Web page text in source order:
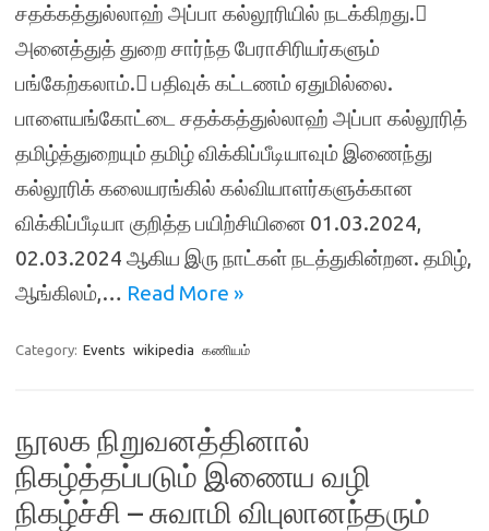
சதக்கத்துல்லாஹ் அப்பா கல்லூரியில் நடக்கிறது.
அனைத்துத் துறை சார்ந்த பேராசிரியர்களும்
பங்கேற்கலாம். பதிவுக் கட்டணம் ஏதுமில்லை.
பாளையங்கோட்டை சதக்கத்துல்லாஹ் அப்பா கல்லூரித்
தமிழ்த்துறையும் தமிழ் விக்கிப்பீடியாவும் இணைந்து
கல்லூரிக் கலையரங்கில் கல்வியாளர்களுக்கான
விக்கிப்பீடியா குறித்த பயிற்சியினை 01.03.2024,
02.03.2024 ஆகிய இரு நாட்கள் நடத்துகின்றன. தமிழ்,
ஆங்கிலம்,… Read More »
Category: Events wikipedia கணியம்
நூலக நிறுவனத்தினால்
நிகழ்த்தப்படும் இணைய வழி
நிகழ்ச்சி – சுவாமி விபுலானந்தரும்